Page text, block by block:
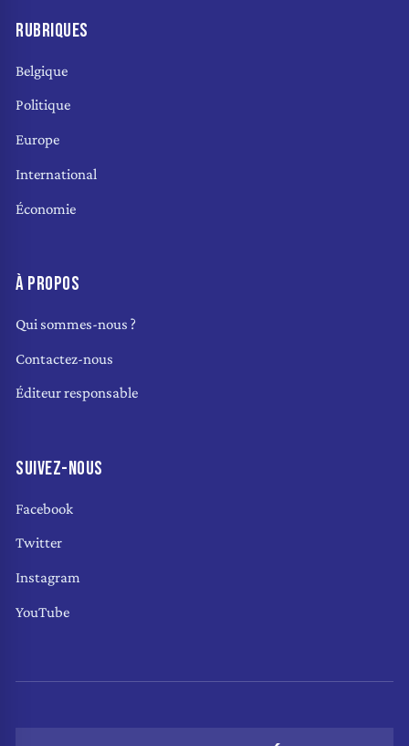
RUBRIQUES
Belgique
Politique
Europe
International
Économie
À PROPOS
Qui sommes-nous ?
Contactez-nous
Éditeur responsable
SUIVEZ-NOUS
Facebook
Twitter
Instagram
YouTube